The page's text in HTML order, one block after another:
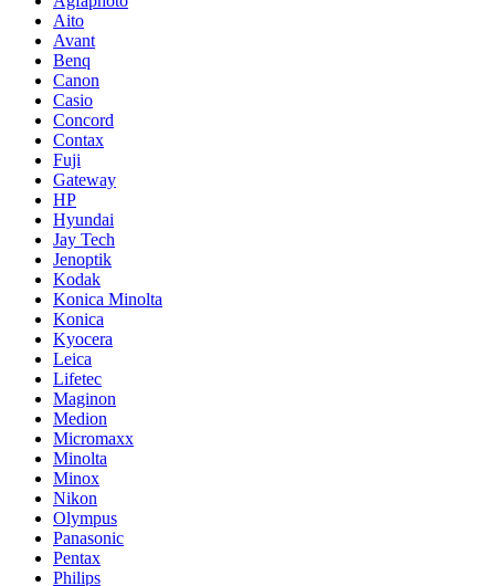
Aito
Avant
Benq
Canon
Casio
Concord
Contax
Fuji
Gateway
HP
Hyundai
Jay Tech
Jenoptik
Kodak
Konica Minolta
Konica
Kyocera
Leica
Lifetec
Maginon
Medion
Micromaxx
Minolta
Minox
Nikon
Olympus
Panasonic
Pentax
Philips